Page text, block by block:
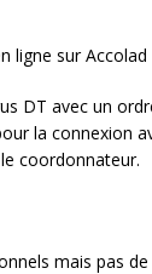
ligne sur Accolad
DT avec un
la connexion
coordonnateur.
mais pas